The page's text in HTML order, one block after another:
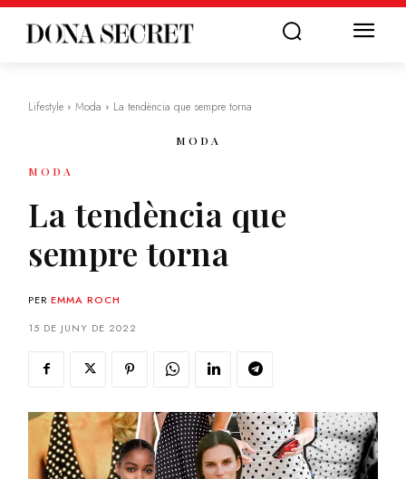
Lifestyle Moda La tendència que sempre torna
MODA
MODA
La tendència que
sempre torna
PER EMMA ROCH
15 DE JUNY DE 2022